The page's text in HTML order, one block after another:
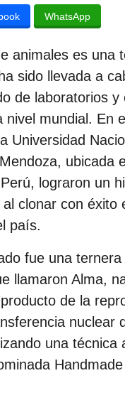
WhatsApp
animales es una
sido llevada a
de laboratorios y
nivel mundial. En
Universidad
ubicada
lograron un
al clonar con éxito
país.
fue una
llamaron Alma,
de la
nuclear
una técnica